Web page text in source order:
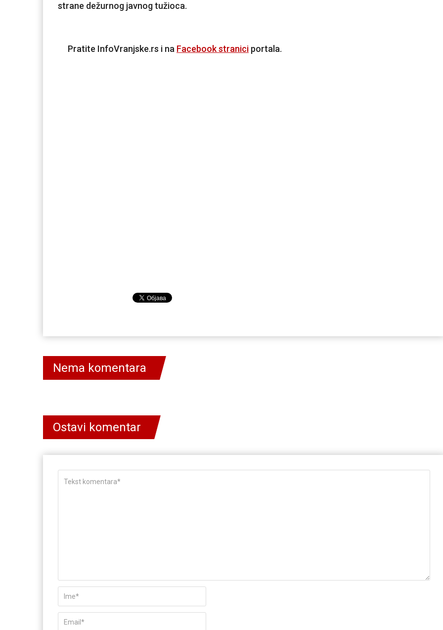
strane dežurnog javnog tužioca.
Pratite InfoVranjske.rs i na Facebook stranici portala.
Nema komentara
Ostavi komentar